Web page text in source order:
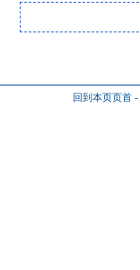
回到本页页首 -